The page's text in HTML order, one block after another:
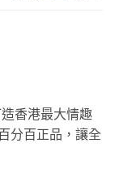
香港最大情趣
分百正品，讓全